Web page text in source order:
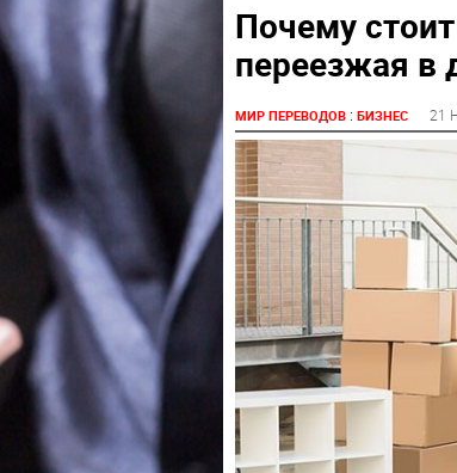
Почему
переезжая в
МИР ПЕРЕВОДОВ: БИЗНЕС 21